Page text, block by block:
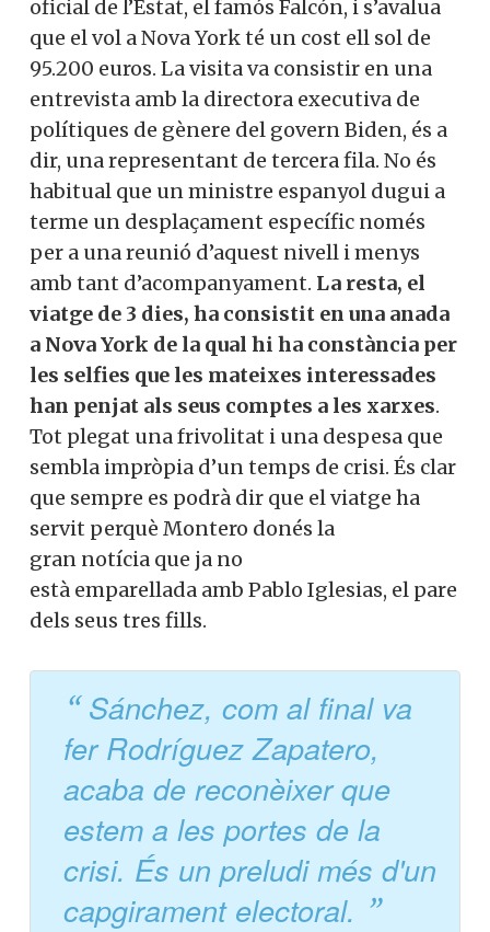
oficial de l’Estat, el famós Falcón, i s’avalua
que el vol a Nova York té un cost ell sol de
95.200 euros. La visita va consistir en una
entrevista amb la directora executiva de
polítiques de gènere del govern Biden, és a
dir, una representant de tercera fila. No és
habitual que un ministre espanyol dugui a
terme un desplaçament específic només
per a una reunió d’aquest nivell i menys
amb tant d’acompanyament. La resta, el
viatge de 3 dies, ha consistit en una anada
a Nova York de la qual hi ha constància per
les selfies que les mateixes interessades
han penjat als seus comptes a les xarxes.
Tot plegat una frivolitat i una despesa que
sembla impròpia d’un temps de crisi. És clar
que sempre es podrà dir que el viatge ha
servit perquè Montero donés la
gran notícia que ja no
està emparellada amb Pablo Iglesias, el pare
dels seus tres fills.
Sánchez, com al final va
fer Rodríguez Zapatero,
acaba de reconèixer que
estem a les portes de la
crisi. És un preludi més d'un
capgirament electoral.